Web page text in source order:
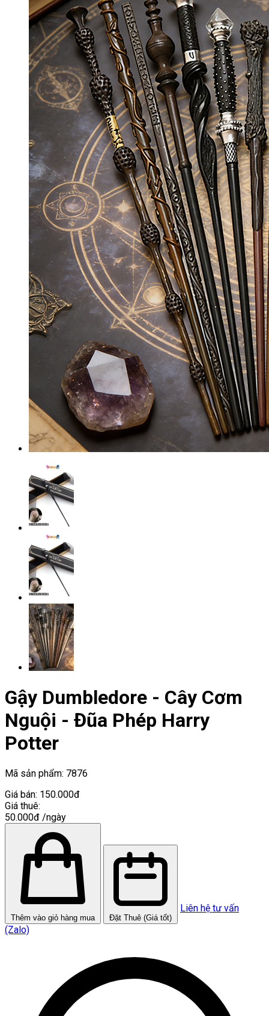
Gậy Dumbledore - Cây Cơm
Nguội - Đũa Phép Harry
Potter
Mã sản phẩm: 7876
Giá bán: 150.000đ
Giá thuê:
50.000đ /ngày
Thêm vào giỏ hàng mua Đặt Thuê (Giá tốt)
Liên hệ tư vấn
(Zalo)